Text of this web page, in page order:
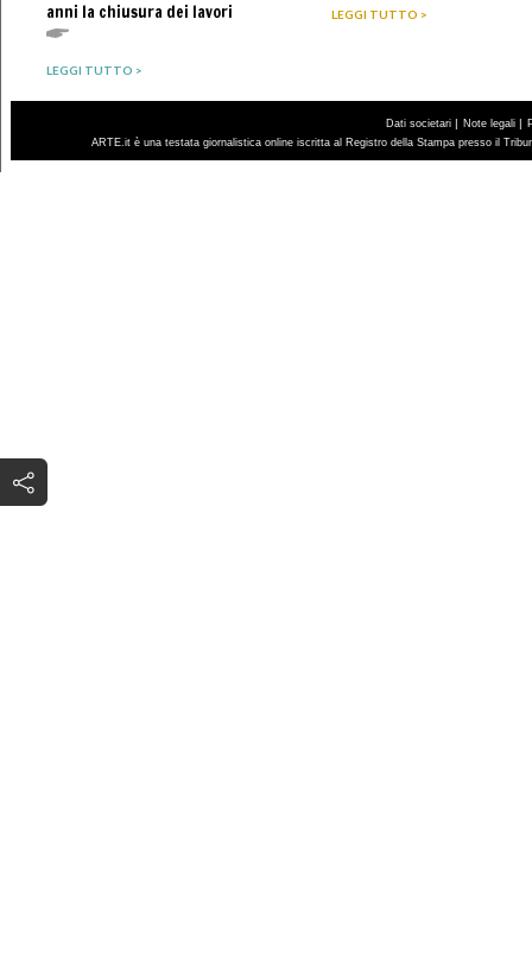
anni la chiusura dei lavori
LEGGI TUTTO >
LEGGI TUTTO >
Dati societari | Note legali |
ARTE.it è una testata giornalistica online iscritta al Registro della Stampa presso il